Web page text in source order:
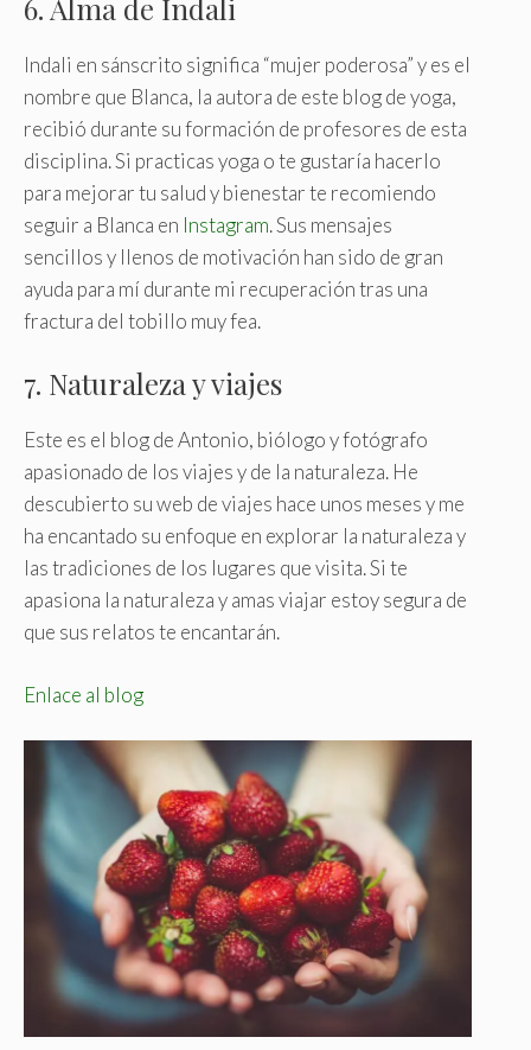
6. Alma de Indali
Indali en sánscrito significa “mujer poderosa” y es el
nombre que Blanca, la autora de este blog de yoga,
recibió durante su formación de profesores de esta
disciplina. Si practicas yoga o te gustaría hacerlo
para mejorar tu salud y bienestar te recomiendo
seguir a Blanca en Instagram. Sus mensajes
sencillos y llenos de motivación han sido de gran
ayuda para mí durante mi recuperación tras una
fractura del tobillo muy fea.
7. Naturaleza y viajes
Este es el blog de Antonio, biólogo y fotógrafo
apasionado de los viajes y de la naturaleza. He
descubierto su web de viajes hace unos meses y me
ha encantado su enfoque en explorar la naturaleza y
las tradiciones de los lugares que visita. Si te
apasiona la naturaleza y amas viajar estoy segura de
que sus relatos te encantarán.
Enlace al blog